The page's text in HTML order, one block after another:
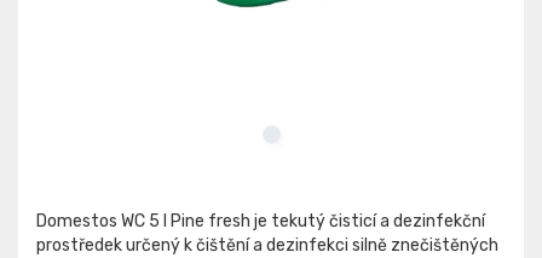
Domestos WC 5 l Pine fresh je tekutý čisticí a dezinfekční
prostředek určený k čištění a dezinfekci silně znečištěných